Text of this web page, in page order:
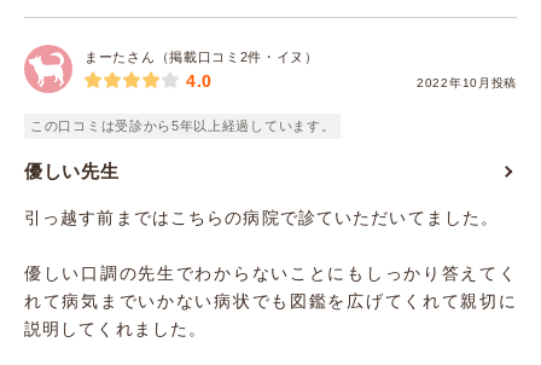
まーたさん（掲載口コミ2件・イヌ）
2022年10月投稿
4.0
この口コミは受診から5年以上経過しています。
優しい先生
引っ越す前まではこちらの病院で診ていただいてました。
優しい口調の先生でわからないことにもしっかり答えてく
れて病気までいかない病状でも図鑑を広げてくれて親切に
説明してくれました。